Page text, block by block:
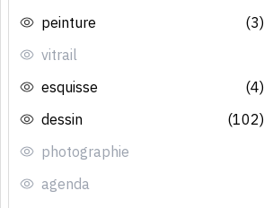
peinture
(3)
vitrail
esquisse
(4)
dessin
(102)
photographie
agenda